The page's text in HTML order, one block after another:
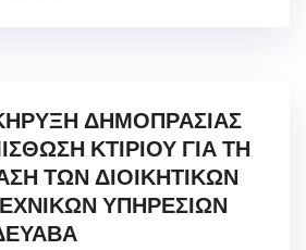
ΔΗΜΟΠΡΑΣΙΑΣ
ΚΤΙΡΙΟΥ ΓΙΑ ΤΗ
ΤΩΝ ΔΙΟΙΚΗΤΙΚΩΝ
ΥΠΗΡΕΣΙΩΝ